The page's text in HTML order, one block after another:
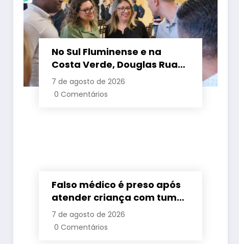
No Sul Fluminense e na
Costa Verde, Douglas Ruas
apresenta propostas de
requalificação urbana
7 de agosto de 2026
0 Comentários
Falso médico é preso após
atender criança com tumor
cerebral na Baixada
Fluminense
7 de agosto de 2026
0 Comentários